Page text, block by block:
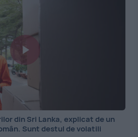
din Sri Lanka, explicat de un
Sunt destul de volatili